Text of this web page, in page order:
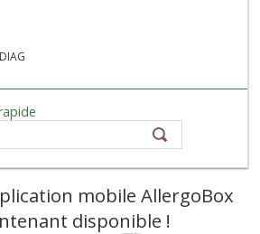
mobile AllergoBox
disponible !